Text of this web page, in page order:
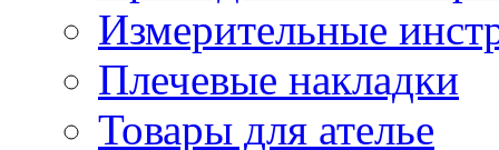
Измерительные
Плечевые накладки
Товары для ателье